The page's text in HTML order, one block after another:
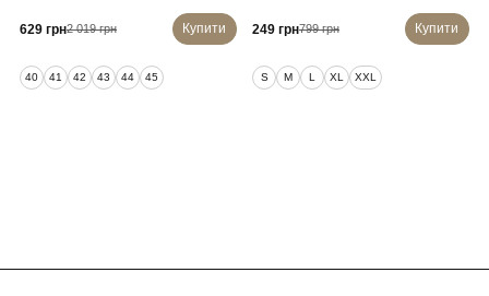
629 грн2 019 грн Купити
40 41 42 43 44 45
249 грн799 грн Купити
S M L XL XXL